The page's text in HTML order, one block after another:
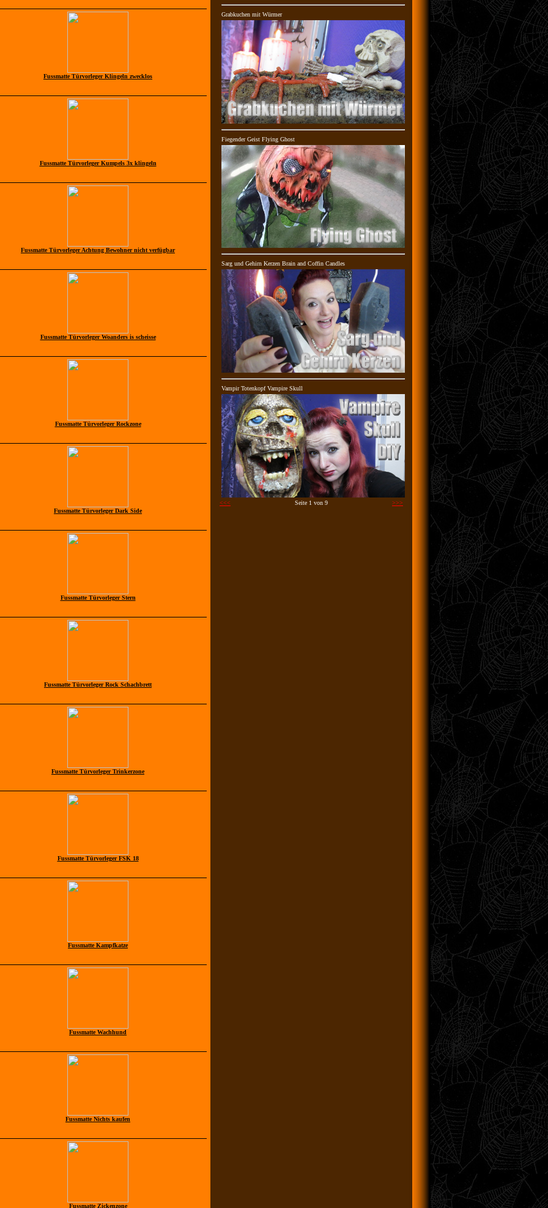
Fussmatte Türvorleger Klingeln zwecklos
Fussmatte Türvorleger Kumpels 3x klingeln
Fussmatte Türvorleger Achtung Bewohner nicht verfügbar
Fussmatte Türvorleger Woanders is scheisse
Fussmatte Türvorleger Rockzone
Fussmatte Türvorleger Dark Side
Fussmatte Türvorleger Stern
Fussmatte Türvorleger Rock Schachbrett
Fussmatte Türvorleger Trinkerzone
Fussmatte Türvorleger FSK 18
Fussmatte Kampfkatze
Fussmatte Wachhund
Fussmatte Nichts kaufen
Fussmatte Zickenzone
Grabkuchen mit Würmer
Fiegender Geist Flying Ghost
Sarg und Gehirn Kerzen Brain and Coffin Candles
Vampir Totenkopf Vampire Skull
<<< Seite 1 von 9 >>>